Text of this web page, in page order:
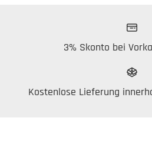
3% Skonto bei
Kostenlose Lieferung